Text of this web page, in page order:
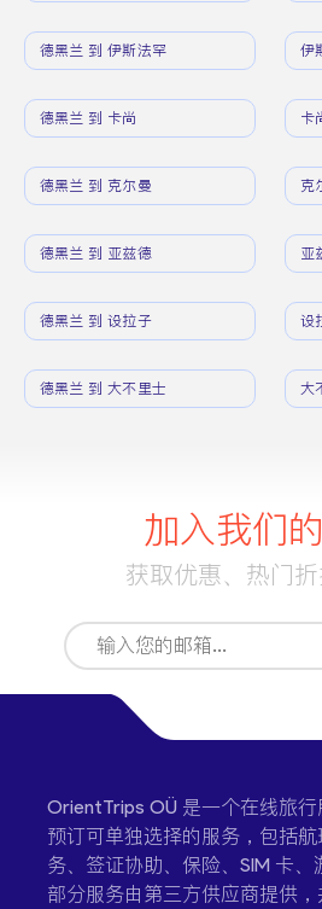
德黑兰 到 伊斯法罕 伊
德黑兰 到 卡尚 卡
德黑兰 到 克尔曼 克
德黑兰 到 亚兹德 亚
德黑兰 到 设拉子 设
德黑兰 到 大不里士 大
加入我们
获取优惠、热门
OrientTrips OÜ 是一个在线旅
预订可单独选择的服务，包括
务、签证协助、保险、SIM 卡、
部分服务由第三方供应商提供，